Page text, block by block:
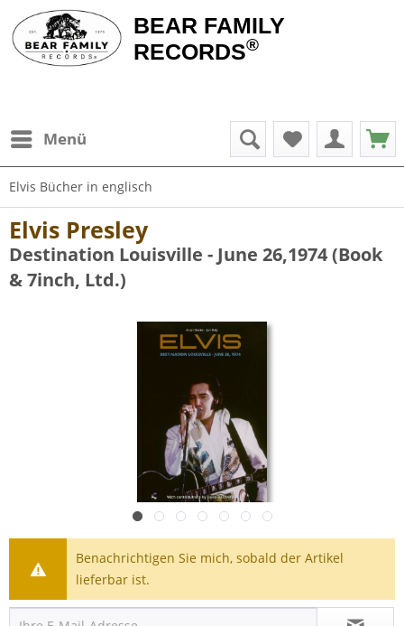
BEAR FAMILY
RECORDS®
Menü
Elvis Bücher in englisch
Elvis Presley
Destination Louisville - June 26,1974 (Book
& 7inch, Ltd.)
Benachrichtigen Sie mich, sobald der Artikel
lieferbar ist.